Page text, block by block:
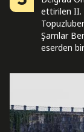
ettirilen II.
Şamlar
eserden